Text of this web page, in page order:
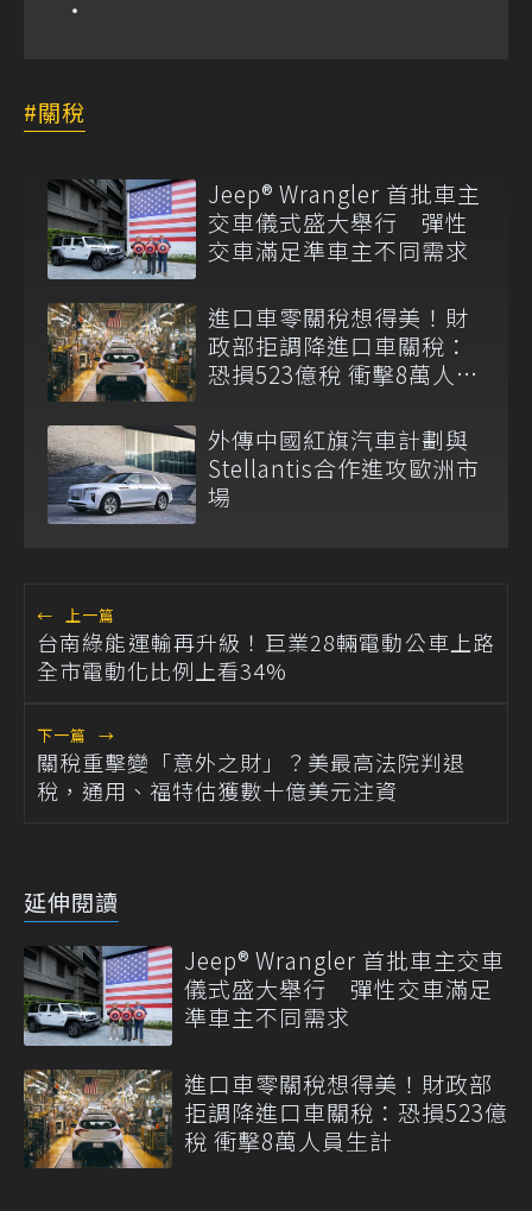
關稅
Jeep® Wrangler 首批車主
交車儀式盛大舉行 彈性
交車滿足準車主不同需求
進口車零關稅想得美！財
政部拒調降進口車關稅：
恐損523億稅 衝擊8萬人員
外傳中國紅旗汽車計劃與
Stellantis合作進攻歐洲市
場
← 上一篇
台南綠能運輸再升級！巨業28輛電動公車上路
全市電動化比例上看34%
下一篇 →
關稅重擊變「意外之財」？美最高法院判退
稅，通用、福特估獲數十億美元注資
延伸閱讀
Jeep® Wrangler 首批車主交車
儀式盛大舉行 彈性交車滿足
準車主不同需求
進口車零關稅想得美！財政部
拒調降進口車關稅：恐損523億
稅 衝擊8萬人員生計